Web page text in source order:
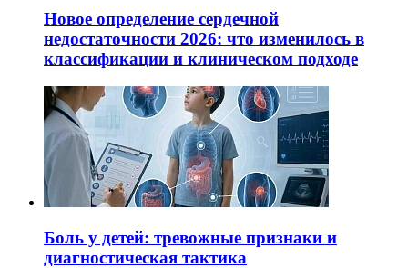
Новое определение сердечной
недостаточности 2026: что изменилось в
классификации и клиническом подходе
Боль у детей: тревожные признаки и
диагностическая тактика